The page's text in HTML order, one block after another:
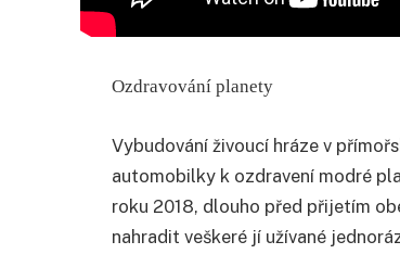
Ozdravování planety
Vybudování živoucí hráze v
automobilky k ozdravení modré
roku 2018, dlouho před přijetím
nahradit veškeré jí užívané